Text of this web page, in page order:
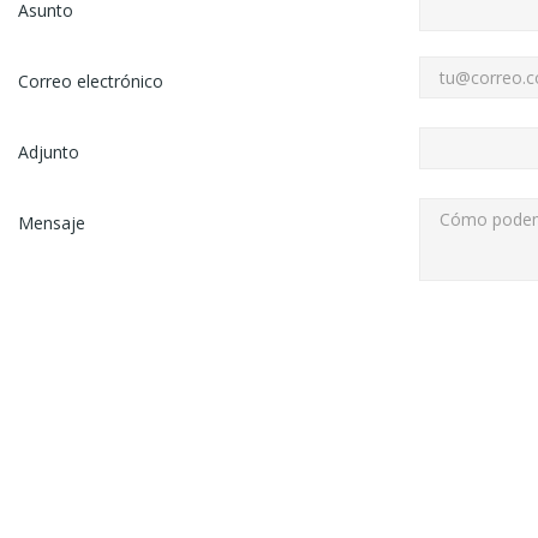
Asunto
Correo electrónico
Adjunto
Mensaje